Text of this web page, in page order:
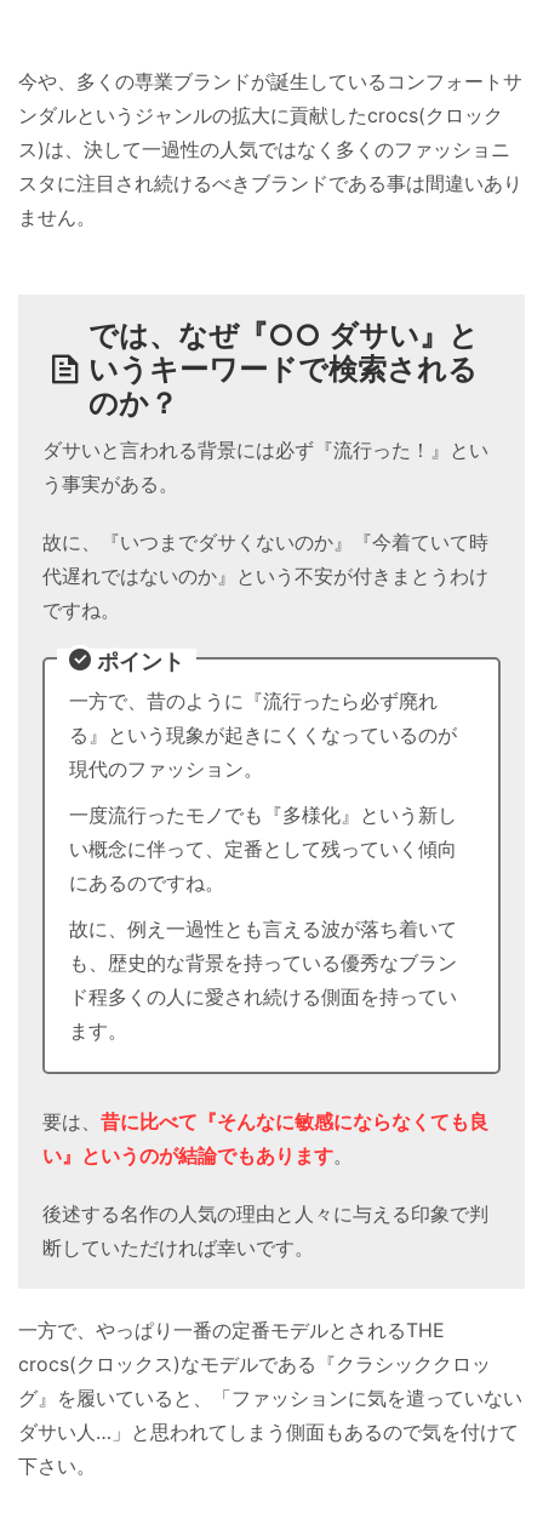
今や、多くの専業ブランドが誕生しているコンフォートサ
ンダルというジャンルの拡大に貢献したcrocs(クロック
ス)は、決して一過性の人気ではなく多くのファッショニ
スタに注目され続けるべきブランドである事は間違いあり
ません。
では、なぜ『○○ ダサい』と
いうキーワードで検索される
のか？
ダサいと言われる背景には必ず『流行った！』とい
う事実がある。
故に、『いつまでダサくないのか』『今着ていて時
代遅れではないのか』という不安が付きまとうわけ
ですね。
ポイント
一方で、昔のように『流行ったら必ず廃れ
る』という現象が起きにくくなっているのが
現代のファッション。
一度流行ったモノでも『多様化』という新し
い概念に伴って、定番として残っていく傾向
にあるのですね。
故に、例え一過性とも言える波が落ち着いて
も、歴史的な背景を持っている優秀なブラン
ド程多くの人に愛され続ける側面を持ってい
ます。
要は、 昔に比べて『そんなに敏感にならなくても良
い』というのが結論でもあります。
後述する名作の人気の理由と人々に与える印象で判
断していただければ幸いです。
一方で、やっぱり一番の定番モデルとされるTHE
crocs(クロックス)なモデルである『クラシッククロッ
グ』を履いていると、「ファッションに気を遣っていない
ダサい人…」と思われてしまう側面もあるので気を付けて
下さい。